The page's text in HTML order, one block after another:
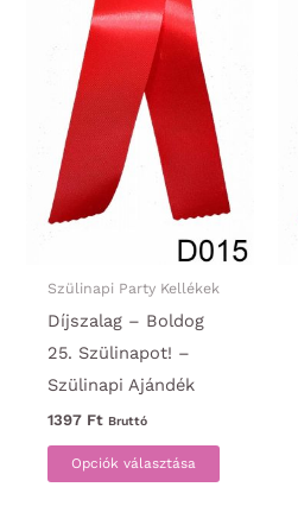
Szülinapi Party Kellékek
Díjszalag – Boldog
25. Szülinapot! –
Szülinapi Ajándék
1397 Ft Bruttó
Opciók választása
Ennek
a